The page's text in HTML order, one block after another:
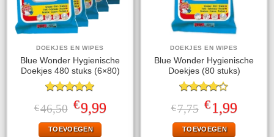
DOEKJES EN WIPES
Blue Wonder Hygienische
Doekjes 480 stuks (6×80)
Gewaardeerd
5.00uit 5
€46,50 Oorspronkelijke
prijs
was:
€46,50.
€9,99Huidige
prijs
TOEVOEGEN
DOEKJES EN WIPES
Blue Wonder Hygienische
Doekjes (80 stuks)
Gewaardeerd
4.00uit
€7,75 Oorspronkelijke
prijs
was:
€7,75.
€1,99Huidige
prijs
is:
€1,99.
TOEVOEGEN